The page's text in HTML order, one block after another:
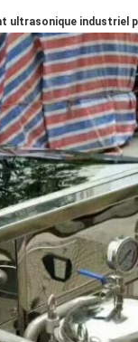
ultrasonique industriel